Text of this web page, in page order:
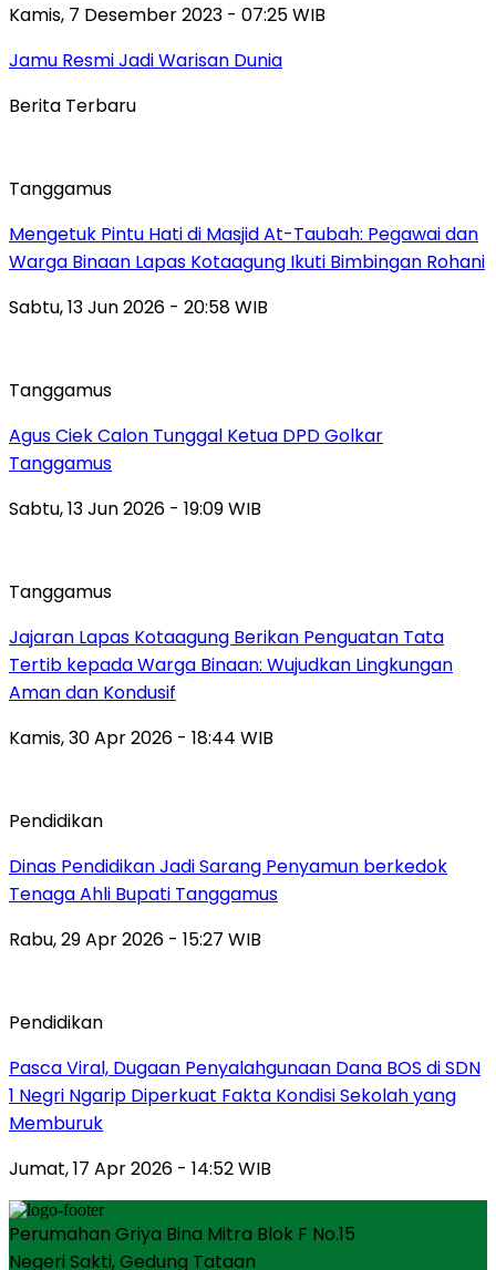
Kamis, 7 Desember 2023 - 07:25 WIB
Jamu Resmi Jadi Warisan Dunia
Berita Terbaru
Tanggamus
Mengetuk Pintu Hati di Masjid At-Taubah: Pegawai dan
Warga Binaan Lapas Kotaagung Ikuti Bimbingan Rohani
Sabtu, 13 Jun 2026 - 20:58 WIB
Tanggamus
Agus Ciek Calon Tunggal Ketua DPD Golkar
Tanggamus
Sabtu, 13 Jun 2026 - 19:09 WIB
Tanggamus
Jajaran Lapas Kotaagung Berikan Penguatan Tata
Tertib kepada Warga Binaan: Wujudkan Lingkungan
Aman dan Kondusif
Kamis, 30 Apr 2026 - 18:44 WIB
Pendidikan
Dinas Pendidikan Jadi Sarang Penyamun berkedok
Tenaga Ahli Bupati Tanggamus
Rabu, 29 Apr 2026 - 15:27 WIB
Pendidikan
Pasca Viral, Dugaan Penyalahgunaan Dana BOS di SDN
1 Negri Ngarip Diperkuat Fakta Kondisi Sekolah yang
Memburuk
Jumat, 17 Apr 2026 - 14:52 WIB
Perumahan Griya Bina Mitra Blok F No.15
Negeri Sakti, Gedung Tataan